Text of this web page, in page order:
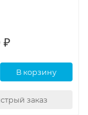
₽
В корзину
заказ